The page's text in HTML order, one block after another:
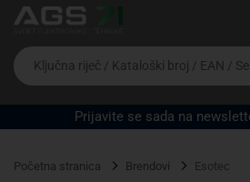
Ova postavka prilagođava
cijene vašim potrebama.
Da
biste
potražili
proizvod,
unesite
riječ,
Prijavite se sada na
Početna stranica Brendovi Esotec